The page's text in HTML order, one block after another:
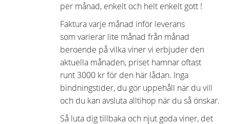
per månad, enkelt och helt enkelt gott !
Faktura varje månad inför leverans
som varierar lite månad från månad
beroende på vilka viner vi erbjuder den
aktuella månaden, priset hamnar oftast
runt 3000 kr för den här lådan. Inga
bindningstider, du gör uppehåll när du vill
och du kan avsluta alltihop när du så önskar.
Så luta dig tillbaka och njut goda viner, det